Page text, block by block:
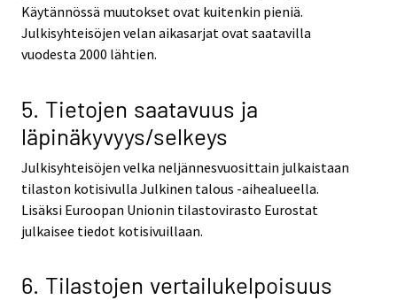
Käytännössä muutokset ovat kuitenkin pieniä.
Julkisyhteisöjen velan aikasarjat ovat saatavilla
vuodesta 2000 lähtien.
5. Tietojen saatavuus ja
läpinäkyvyys/selkeys
Julkisyhteisöjen velka neljännesvuosittain julkaistaan
tilaston kotisivulla Julkinen talous -aihealueella.
Lisäksi Euroopan Unionin tilastovirasto Eurostat
julkaisee tiedot kotisivuillaan.
6. Tilastojen vertailukelpoisuus